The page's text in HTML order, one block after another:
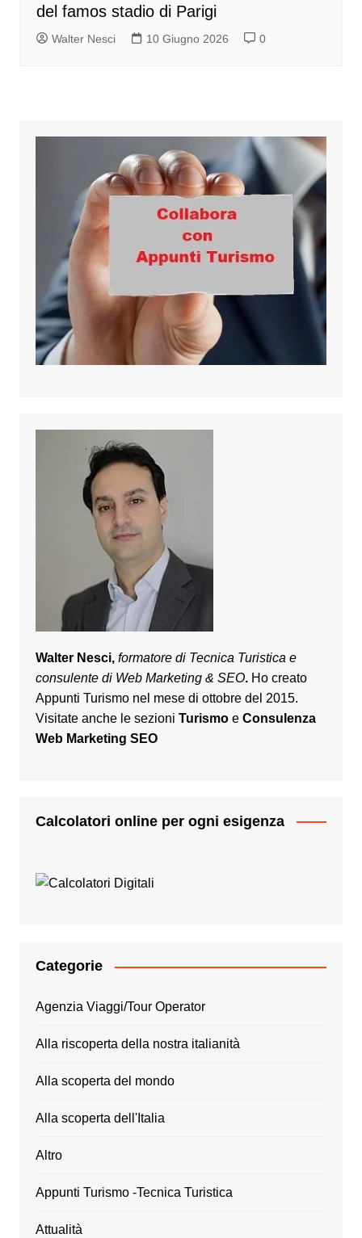
del famos stadio di Parigi
Walter Nesci 10 Giugno 2026 0
Walter Nesci, formatore di Tecnica Turistica e
consulente di Web Marketing & SEO. Ho creato
Appunti Turismo nel mese di ottobre del 2015.
Visitate anche le sezioni Turismo e Consulenza
Web Marketing SEO
Calcolatori online per ogni esigenza
Categorie
Agenzia Viaggi/Tour Operator
Alla riscoperta della nostra italianità
Alla scoperta del mondo
Alla scoperta dell'Italia
Altro
Appunti Turismo -Tecnica Turistica
Attualità